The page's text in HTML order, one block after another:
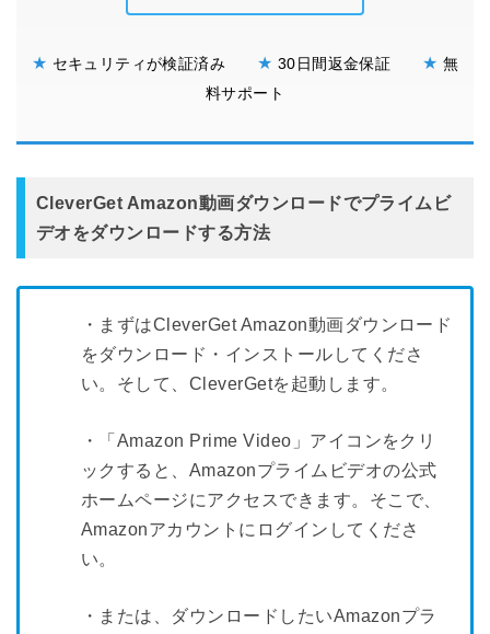
★ セキュリティが検証済み ★ 30日間返金保証 ★ 無
料サポート
CleverGet Amazon動画ダウンロードでプライムビ
デオをダウンロードする方法
・まずはCleverGet Amazon動画ダウンロード
をダウンロード・インストールしてくださ
い。そして、CleverGetを起動します。
・「Amazon Prime Video」アイコンをクリ
ックすると、Amazonプライムビデオの公式
ホームページにアクセスできます。そこで、
Amazonアカウントにログインしてくださ
い。
・または、ダウンロードしたいAmazonプラ